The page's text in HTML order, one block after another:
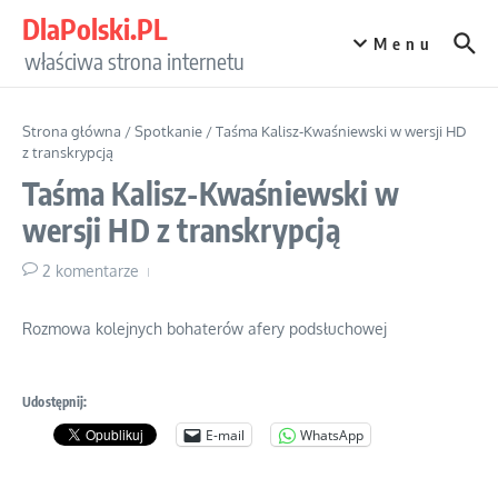
DlaPolski.PL
właściwa strona internetu
Menu
Strona główna /Spotkanie /Taśma Kalisz-Kwaśniewski w wersji HD
z transkrypcją
Taśma Kalisz-Kwaśniewski w
wersji HD z transkrypcją
2 komentarze
Rozmowa kolejnych bohaterów afery podsłuchowej
Udostępnij:
E-mail WhatsApp